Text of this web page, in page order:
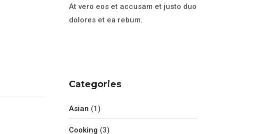
At vero eos et accusam et justo duo
dolores et ea rebum.
Categories
Asian (1)
Cooking (3)